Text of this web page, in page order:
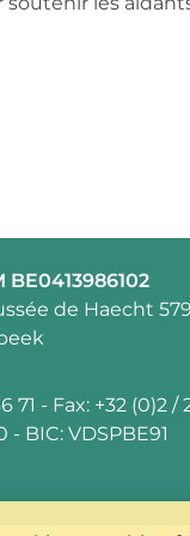
de Haecht 579
71 - Fax: +32 (0)2 /
- BIC: VDSPBE91